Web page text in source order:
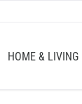
HOME & LIVING